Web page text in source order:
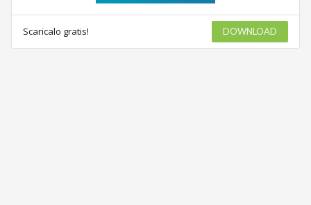
Scaricalo gratis! DOWNLOAD